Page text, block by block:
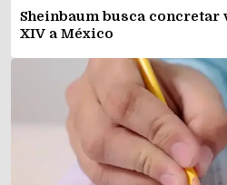
Sheinbaum busca concretar
XIV a México